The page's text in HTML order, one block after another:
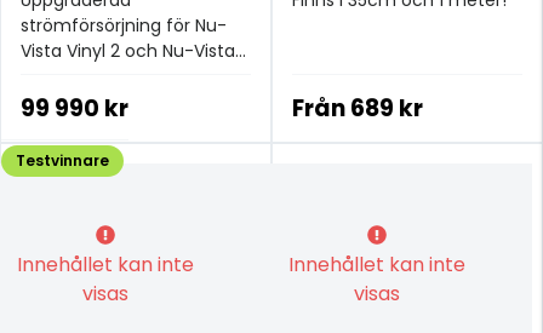
strömförsörjning för Nu-
Vista Vinyl 2 och Nu-Vista
99 990 kr Från689 kr
Innehållet kan inte
visas
Testvinnare
Innehållet kan inte
visas